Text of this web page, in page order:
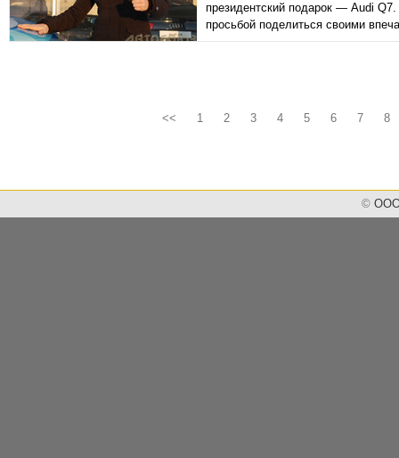
президентский подарок — Audi
просьбой поделиться своими
<< 1 2 3 4 5 6 7 8
© ООО